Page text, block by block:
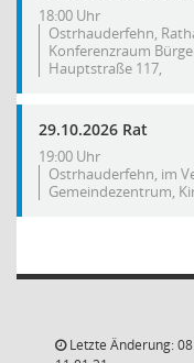
18:00 Uhr
Ostrhauderfehn,
Konferenzraum
Hauptstraße 117,
29.10.2026 Rat
19:00 Uhr
Ostrhauderfehn, im
Gemeindezentrum,
Letzte Änderung: